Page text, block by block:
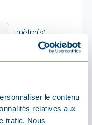
le contenu
relatives aux
trafic. Nous
mètre(s)